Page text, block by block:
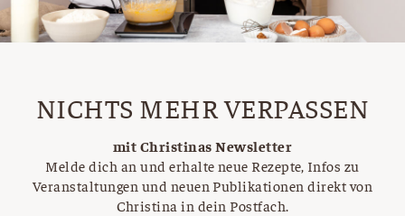
NICHTS MEHR VERPASSEN
mit Christinas Newsletter
Melde dich an und erhalte neue Rezepte, Infos zu
Veranstaltungen und neuen Publikationen direkt von
Christina in dein Postfach.